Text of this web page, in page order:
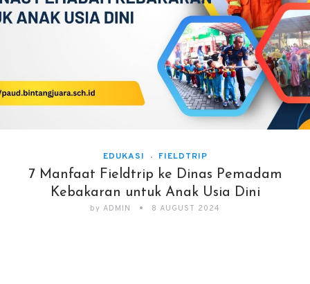
EDUKASI FIELDTRIP
7 Manfaat Fieldtrip ke Dinas Pemadam
Kebakaran untuk Anak Usia Dini
by ADMIN 8 AUGUST 2024